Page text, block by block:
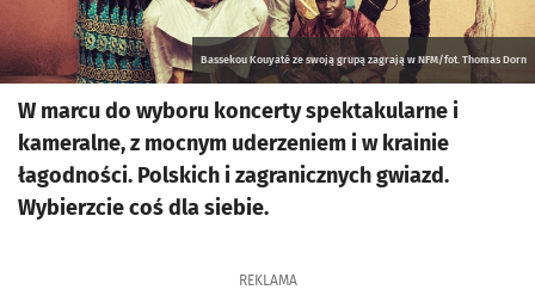
Bassekou Kouyaté ze swoją grupą zagrają w NFM/fot. Thomas Dorn
W marcu do wyboru koncerty spektakularne i
kameralne, z mocnym uderzeniem i w krainie
łagodności. Polskich i zagranicznych gwiazd.
Wybierzcie coś dla siebie.
REKLAMA